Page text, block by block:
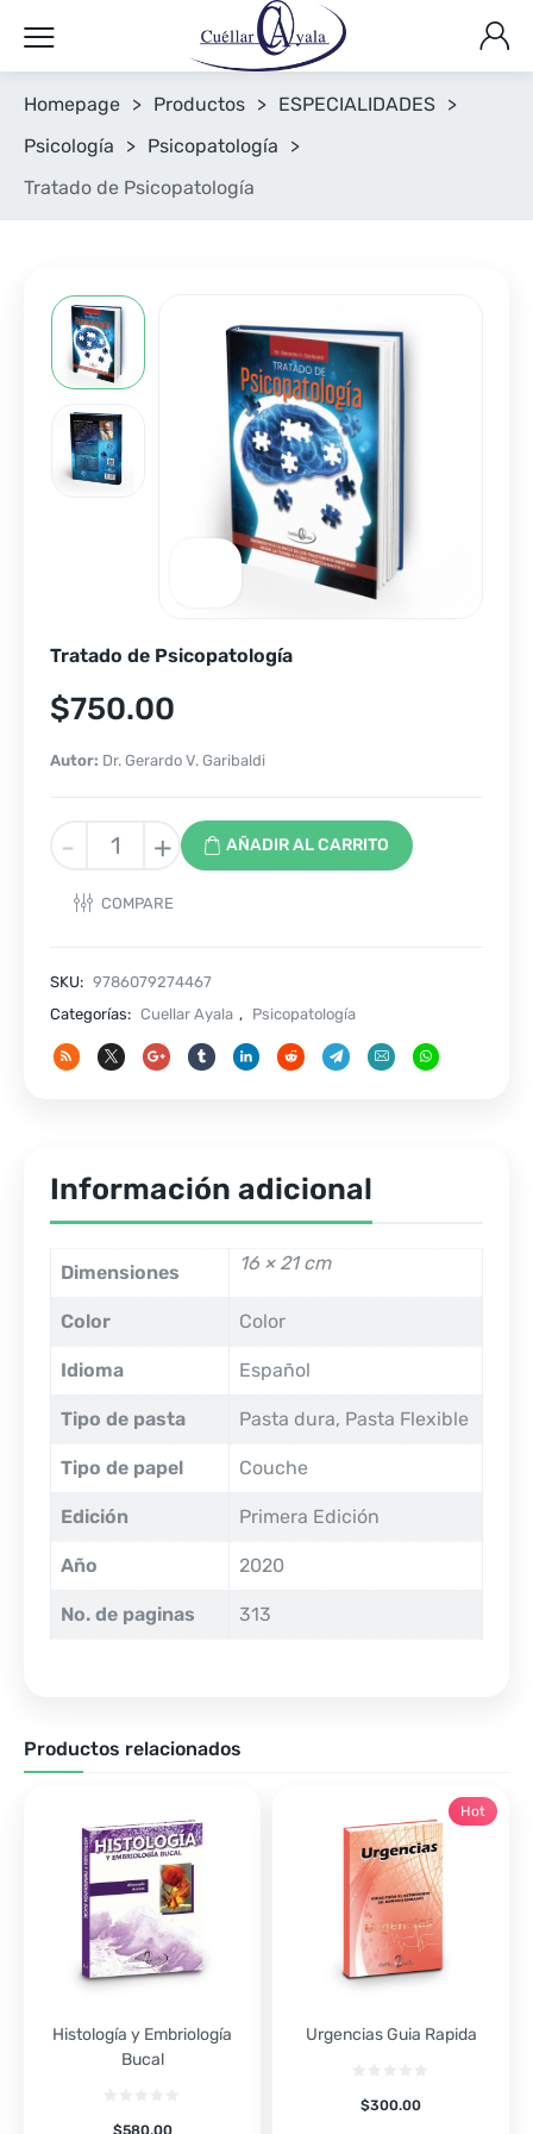
Homepage > Productos > ESPECIALIDADES >
Psicología
> Psicopatología
>
Tratado de Psicopatología
Tratado de Psicopatología
$750.00
Autor: Dr. Gerardo V. Garibaldi
-
Tratado
Psicopatología
cantidad
+ AÑADIR AL CARRITO
COMPARE
SKU: 9786079274467
Categorías: Cuellar Ayala , Psicopatología
Información adicional
Dimensiones 16 × 21 cm
Color Color
Idioma Español
Tipo de pasta Pasta dura, Pasta Flexible
Tipo de papel Couche
Edición Primera Edición
Año 2020
No. de paginas 313
Productos relacionados
Histología y Embriología
Bucal
$580.00
Urgencias Guia Rapida
$300.00
Hot